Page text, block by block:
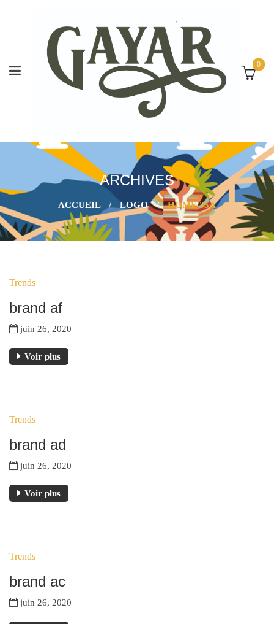
0
ARCHIVES
ACCUEIL / LOGO / HOME 35A
JUIN
Trends
brand af
juin 26, 2020
Voir plus
JUIN
Trends
brand ad
juin 26, 2020
Voir plus
JUIN
Trends
brand ac
juin 26, 2020